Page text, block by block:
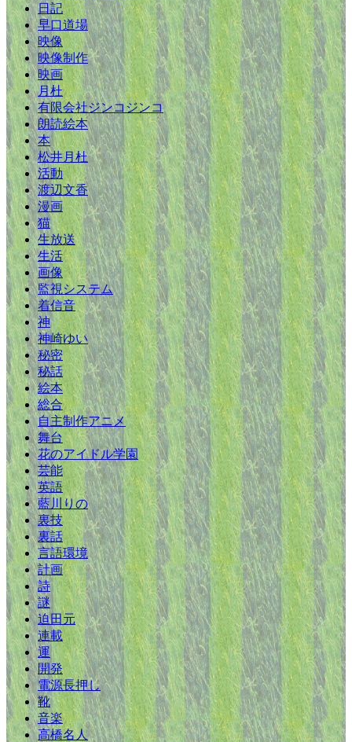
日記
早口道場
映像
映像制作
映画
月杜
有限会社ジンコジンコ
朗読絵本
本
松井月杜
活動
渡辺文香
漫画
猫
生放送
生活
画像
監視システム
着信音
神
神崎ゆい
秘密
秘話
絵本
総合
自主制作アニメ
舞台
花のアイドル学園
芸能
英語
藍川りの
裏技
裏話
言語環境
計画
詩
謎
迫田元
連載
運
開発
電源長押し
靴
音楽
高橋名人